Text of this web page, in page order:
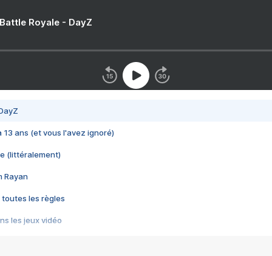
Royale - DayZ
13 ans (et vous l'avez ignoré)
(littéralement)
Rayan
toutes les règles
les jeux vidéo